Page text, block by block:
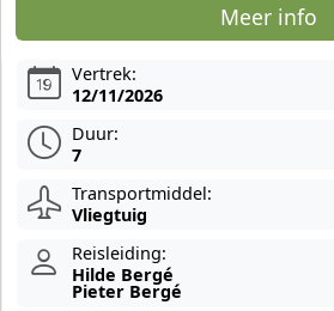
Meer info
Vertrek:
12/11/2026
Duur:
7
Transportmiddel:
Vliegtuig
Reisleiding:
Hilde Bergé
Pieter Bergé